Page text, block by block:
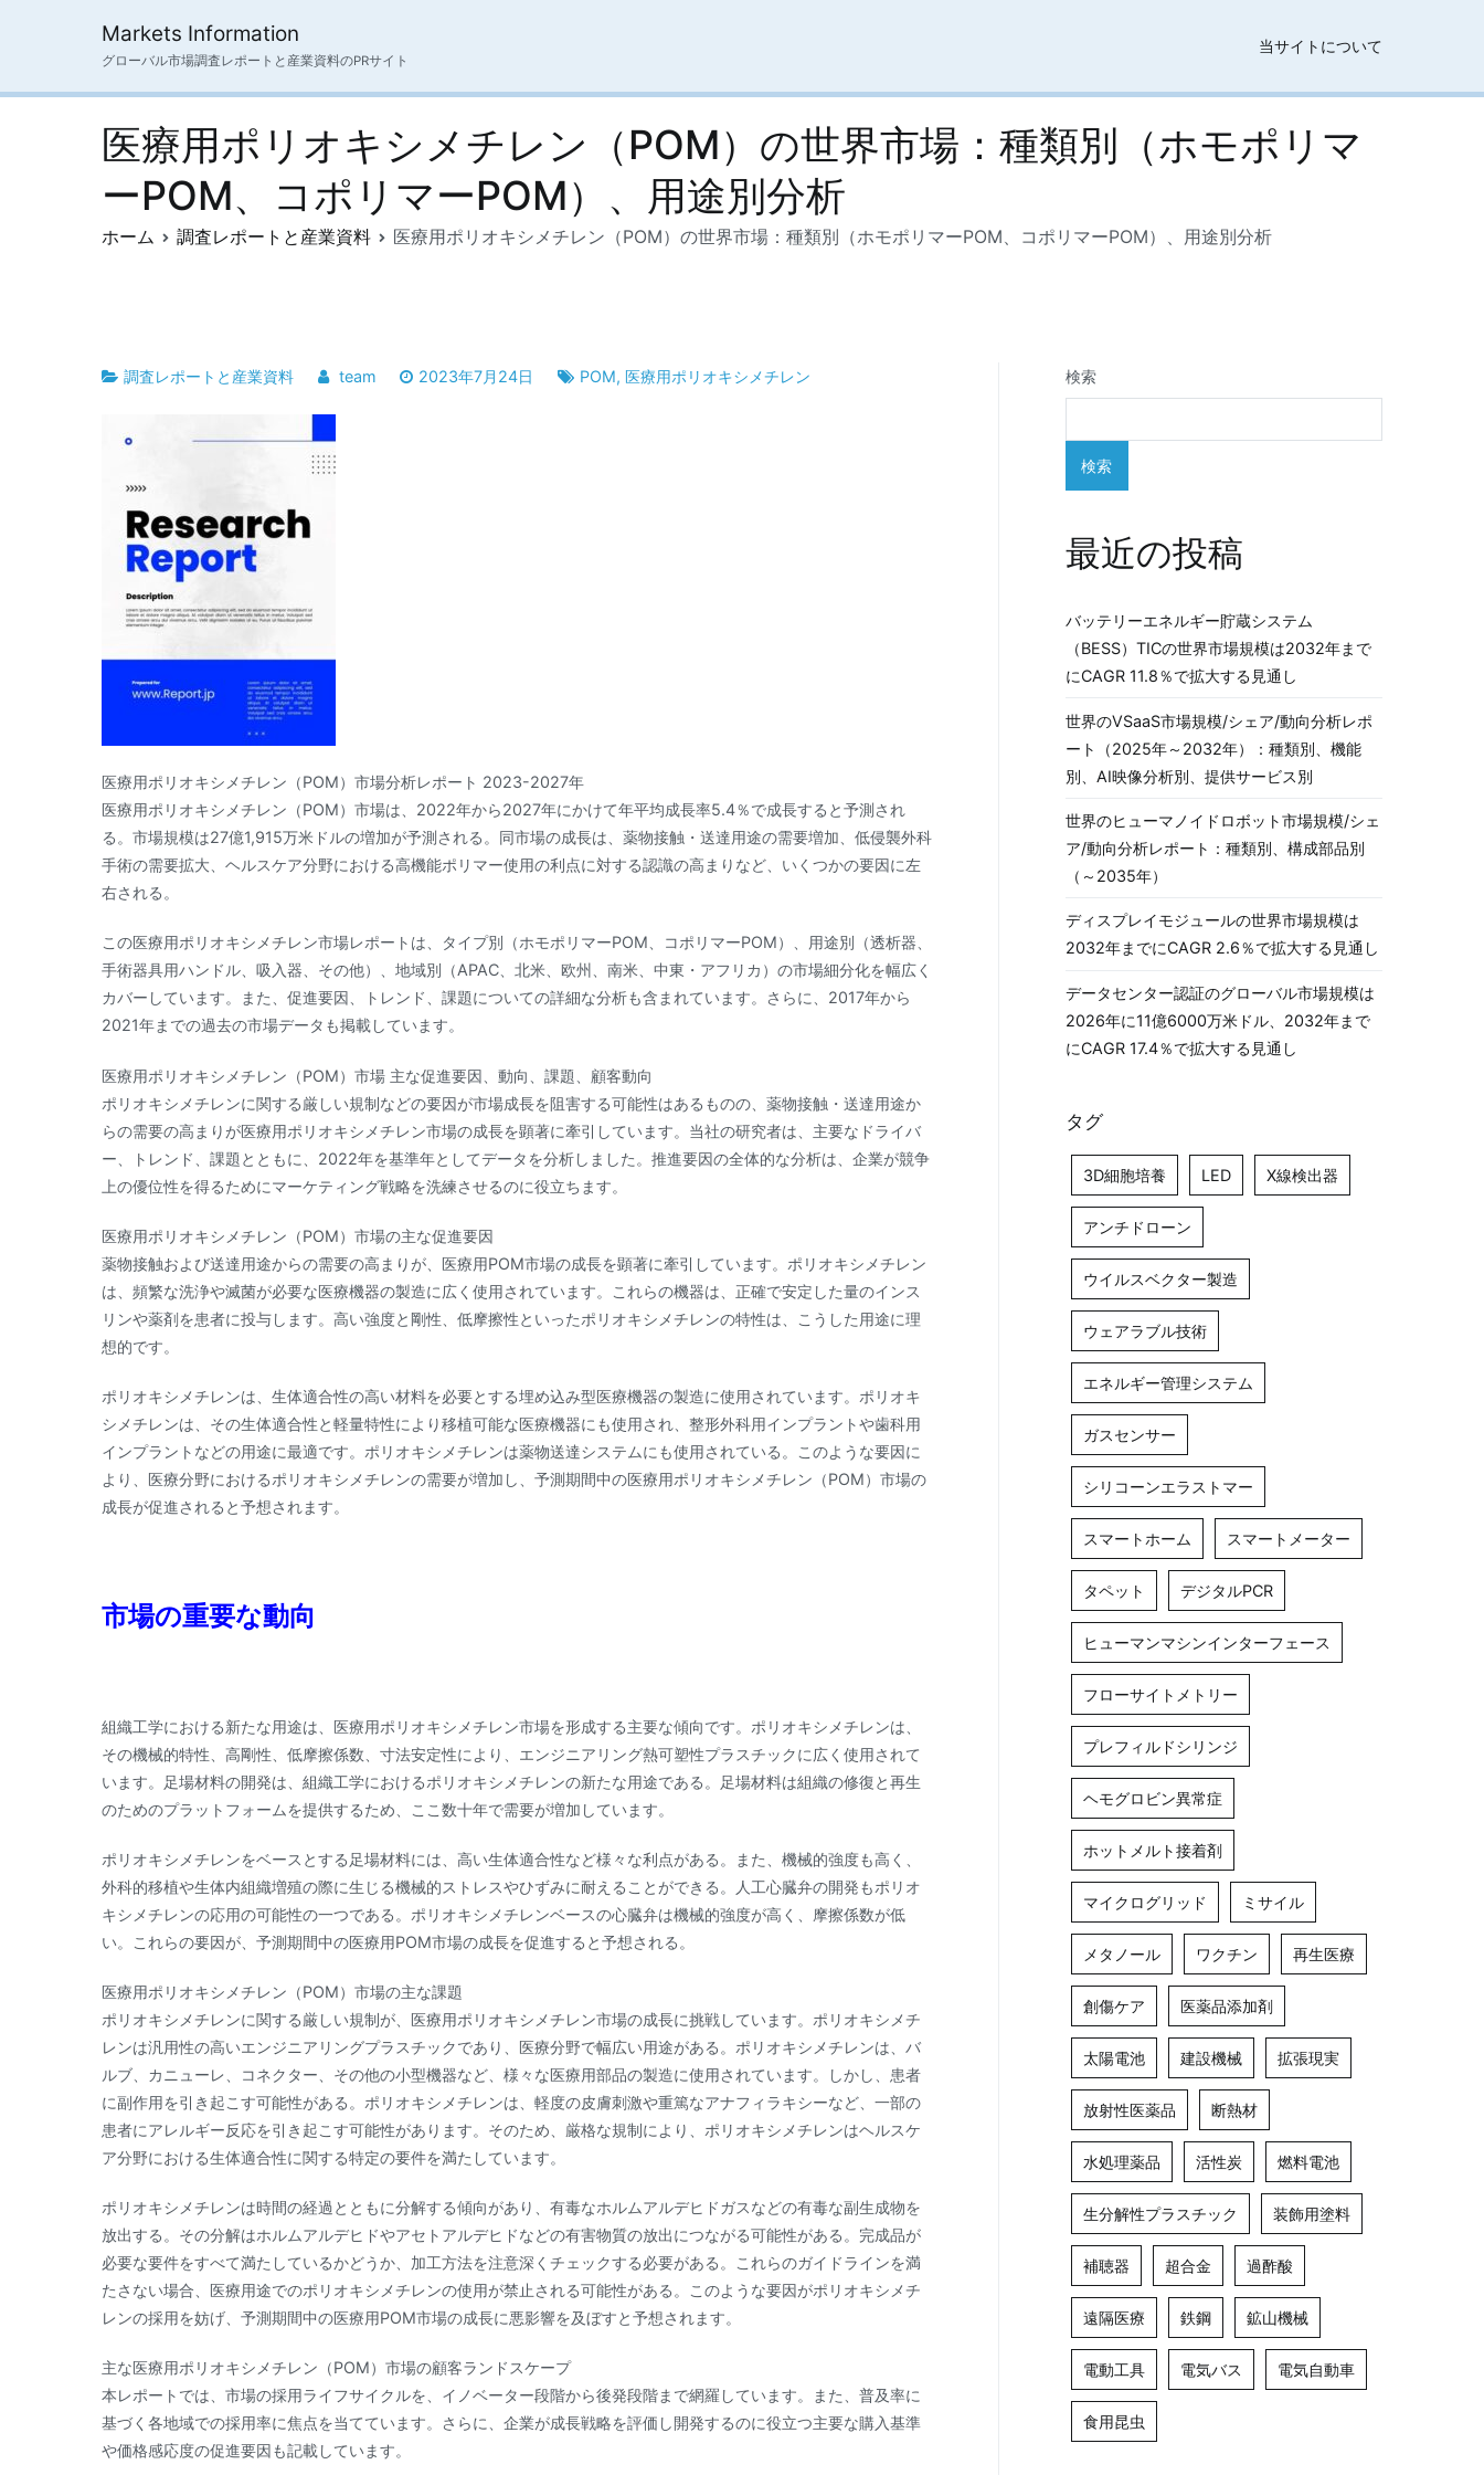
ス
Markets Information
グローバル市場調査レポートと産業資料のPRサイト
当サイトについて
医療用ポリオキシメチレン（POM）の世界市場：種類別（ホモポリマ
ーPOM、コポリマーPOM）、用途別分析
ホーム 調査レポートと産業資料 医療用ポリオキシメチレン（POM）の世界市場：種類別（ホモポリマーPOM、コポリマーPOM）、用途別分析
調査レポートと産業資料 team 2023年7月24日 POM, 医療用ポリオキシメチレン
医療用ポリオキシメチレン（POM）市場分析レポート 2023-2027年
医療用ポリオキシメチレン（POM）市場は、2022年から2027年にかけて年平均成長率5.4％で成長すると予測され
る。市場規模は27億1,915万米ドルの増加が予測される。同市場の成長は、薬物接触・送達用途の需要増加、低侵襲外科
手術の需要拡大、ヘルスケア分野における高機能ポリマー使用の利点に対する認識の高まりなど、いくつかの要因に左
右される。
この医療用ポリオキシメチレン市場レポートは、タイプ別（ホモポリマーPOM、コポリマーPOM）、用途別（透析器、
手術器具用ハンドル、吸入器、その他）、地域別（APAC、北米、欧州、南米、中東・アフリカ）の市場細分化を幅広く
カバーしています。また、促進要因、トレンド、課題についての詳細な分析も含まれています。さらに、2017年から
2021年までの過去の市場データも掲載しています。
医療用ポリオキシメチレン（POM）市場 主な促進要因、動向、課題、顧客動向
ポリオキシメチレンに関する厳しい規制などの要因が市場成長を阻害する可能性はあるものの、薬物接触・送達用途か
らの需要の高まりが医療用ポリオキシメチレン市場の成長を顕著に牽引しています。当社の研究者は、主要なドライバ
ー、トレンド、課題とともに、2022年を基準年としてデータを分析しました。推進要因の全体的な分析は、企業が競争
上の優位性を得るためにマーケティング戦略を洗練させるのに役立ちます。
医療用ポリオキシメチレン（POM）市場の主な促進要因
薬物接触および送達用途からの需要の高まりが、医療用POM市場の成長を顕著に牽引しています。ポリオキシメチレン
は、頻繁な洗浄や滅菌が必要な医療機器の製造に広く使用されています。これらの機器は、正確で安定した量のインス
リンや薬剤を患者に投与します。高い強度と剛性、低摩擦性といったポリオキシメチレンの特性は、こうした用途に理
想的です。
ポリオキシメチレンは、生体適合性の高い材料を必要とする埋め込み型医療機器の製造に使用されています。ポリオキ
シメチレンは、その生体適合性と軽量特性により移植可能な医療機器にも使用され、整形外科用インプラントや歯科用
インプラントなどの用途に最適です。ポリオキシメチレンは薬物送達システムにも使用されている。このような要因に
より、医療分野におけるポリオキシメチレンの需要が増加し、予測期間中の医療用ポリオキシメチレン（POM）市場の
成長が促進されると予想されます。
市場の重要な動向
組織工学における新たな用途は、医療用ポリオキシメチレン市場を形成する主要な傾向です。ポリオキシメチレンは、
その機械的特性、高剛性、低摩擦係数、寸法安定性により、エンジニアリング熱可塑性プラスチックに広く使用されて
います。足場材料の開発は、組織工学におけるポリオキシメチレンの新たな用途である。足場材料は組織の修復と再生
のためのプラットフォームを提供するため、ここ数十年で需要が増加しています。
ポリオキシメチレンをベースとする足場材料には、高い生体適合性など様々な利点がある。また、機械的強度も高く、
外科的移植や生体内組織増殖の際に生じる機械的ストレスやひずみに耐えることができる。人工心臓弁の開発もポリオ
キシメチレンの応用の可能性の一つである。ポリオキシメチレンベースの心臓弁は機械的強度が高く、摩擦係数が低
い。これらの要因が、予測期間中の医療用POM市場の成長を促進すると予想される。
医療用ポリオキシメチレン（POM）市場の主な課題
ポリオキシメチレンに関する厳しい規制が、医療用ポリオキシメチレン市場の成長に挑戦しています。ポリオキシメチ
レンは汎用性の高いエンジニアリングプラスチックであり、医療分野で幅広い用途がある。ポリオキシメチレンは、バ
ルブ、カニューレ、コネクター、その他の小型機器など、様々な医療用部品の製造に使用されています。しかし、患者
に副作用を引き起こす可能性がある。ポリオキシメチレンは、軽度の皮膚刺激や重篤なアナフィラキシーなど、一部の
患者にアレルギー反応を引き起こす可能性があります。そのため、厳格な規制により、ポリオキシメチレンはヘルスケ
ア分野における生体適合性に関する特定の要件を満たしています。
ポリオキシメチレンは時間の経過とともに分解する傾向があり、有毒なホルムアルデヒドガスなどの有毒な副生成物を
放出する。その分解はホルムアルデヒドやアセトアルデヒドなどの有害物質の放出につながる可能性がある。完成品が
必要な要件をすべて満たしているかどうか、加工方法を注意深くチェックする必要がある。これらのガイドラインを満
たさない場合、医療用途でのポリオキシメチレンの使用が禁止される可能性がある。このような要因がポリオキシメチ
レンの採用を妨げ、予測期間中の医療用POM市場の成長に悪影響を及ぼすと予想されます。
主な医療用ポリオキシメチレン（POM）市場の顧客ランドスケープ
本レポートでは、市場の採用ライフサイクルを、イノベーター段階から後発段階まで網羅しています。また、普及率に
基づく各地域での採用率に焦点を当てています。さらに、企業が成長戦略を評価し開発するのに役立つ主要な購入基準
や価格感応度の促進要因も記載しています。
検索
検索
最近の投稿
バッテリーエネルギー貯蔵システム
（BESS）TICの世界市場規模は2032年まで
にCAGR 11.8％で拡大する見通し
世界のVSaaS市場規模/シェア/動向分析レポ
ート（2025年～2032年）：種類別、機能
別、AI映像分析別、提供サービス別
世界のヒューマノイドロボット市場規模/シェ
ア/動向分析レポート：種類別、構成部品別
（～2035年）
ディスプレイモジュールの世界市場規模は
2032年までにCAGR 2.6％で拡大する見通し
データセンター認証のグローバル市場規模は
2026年に11億6000万米ドル、2032年まで
にCAGR 17.4％で拡大する見通し
タグ
3D細胞培養 LED X線検出器
アンチドローン
ウイルスベクター製造
ウェアラブル技術
エネルギー管理システム
ガスセンサー
シリコーンエラストマー
スマートホーム スマートメーター
タペット デジタルPCR
ヒューマンマシンインターフェース
フローサイトメトリー
プレフィルドシリンジ
ヘモグロビン異常症
ホットメルト接着剤
マイクログリッド ミサイル
メタノール ワクチン 再生医療
創傷ケア 医薬品添加剤
太陽電池 建設機械 拡張現実
放射性医薬品 断熱材
水処理薬品 活性炭 燃料電池
生分解性プラスチック 装飾用塗料
補聴器 超合金 過酢酸
遠隔医療 鉄鋼 鉱山機械
電動工具 電気バス 電気自動車
食用昆虫